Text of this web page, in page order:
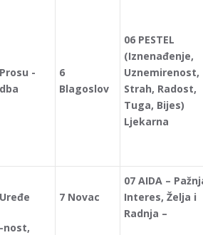
Prosu -
dba
6
Blagoslov
06 PESTEL
(Iznenađenje,
Uznemirenost,
Strah, Radost,
Tuga, Bijes)
Ljekarna
Uređe
-nost,
7 Novac
07 AIDA –
Interes, Želja i
Radnja –